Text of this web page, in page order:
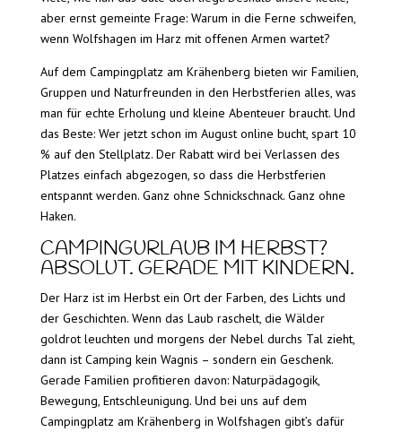
aber ernst gemeinte Frage: Warum in die Ferne schweifen,
wenn Wolfshagen im Harz mit offenen Armen wartet?
Auf dem Campingplatz am Krähenberg bieten wir Familien,
Gruppen und Naturfreunden in den Herbstferien alles, was
man für echte Erholung und kleine Abenteuer braucht. Und
das Beste: Wer jetzt schon im August online bucht, spart 10
% auf den Stellplatz. Der Rabatt wird bei Verlassen des
Platzes einfach abgezogen, so dass die Herbstferien
entspannt werden. Ganz ohne Schnickschnack. Ganz ohne
Haken.
CAMPINGURLAUB IM HERBST?
ABSOLUT. GERADE MIT KINDERN.
Der Harz ist im Herbst ein Ort der Farben, des Lichts und
der Geschichten. Wenn das Laub raschelt, die Wälder
goldrot leuchten und morgens der Nebel durchs Tal zieht,
dann ist Camping kein Wagnis – sondern ein Geschenk.
Gerade Familien profitieren davon: Naturpädagogik,
Bewegung, Entschleunigung. Und bei uns auf dem
Campingplatz am Krähenberg in Wolfshagen gibt’s dafür